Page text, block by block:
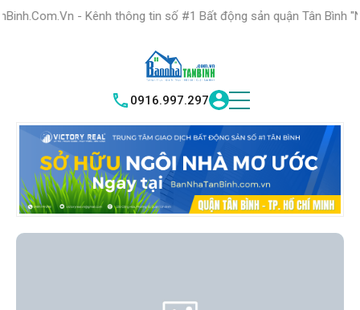
- Kênh thông tin số #1 Bất động sản quận Tân Bình "Nơi bạn tìm
0916.997.297
HỆ THỐNG TRUNG TÂM GIAO DỊCH BĐS TỐT NHẤT QUẬN
TÂN BÌNHVICTORY REAL TÌM HI|